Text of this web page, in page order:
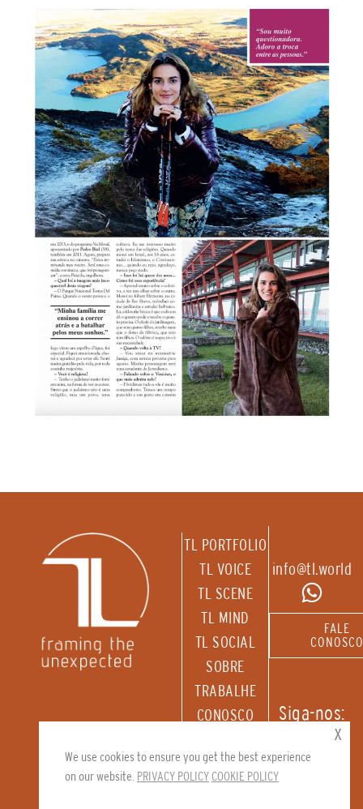
TL PORTFOLIO
TL VOICE
TL SCENE
TL MIND
TL SOCIAL
SOBRE
TRABALHE
CONOSCO
NOSSA
NEWSLETTER
info@tl.world
FALE
CONOSCO
Siga-nos:
We use cookies to ensure you get the best experience
on our website. PRIVACY POLICY COOKIE POLICY
x